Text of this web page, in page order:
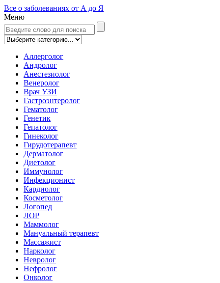
Все о заболеваниях от А до Я
Меню
Аллерголог
Андролог
Анестезиолог
Венеролог
Врач УЗИ
Гастроэнтеролог
Гематолог
Генетик
Гепатолог
Гинеколог
Гирудотерапевт
Дерматолог
Диетолог
Иммунолог
Инфекционист
Кардиолог
Косметолог
Логопед
ЛОР
Маммолог
Мануальный терапевт
Массажист
Нарколог
Невролог
Нефролог
Онколог